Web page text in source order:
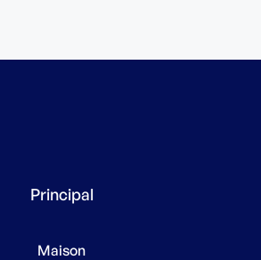
Principal
Maison